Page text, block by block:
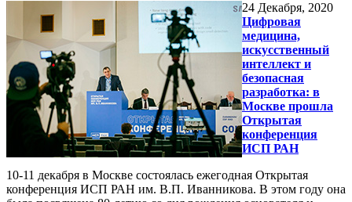
24 Декабря, 2020
Цифровая
медицина,
искусственный
интеллект и
безопасная
разработка: в
Москве прошла
Открытая
конференция
ИСП РАН
10-11 декабря в Москве состоялась ежегодная Открытая
конференция ИСП РАН им. В.П. Иванникова. В этом году она